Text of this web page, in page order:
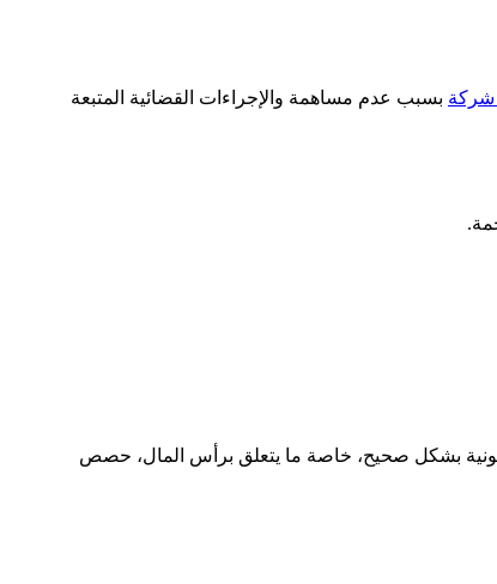
شركة بسبب عدم مساهمة والإجراءات القضائية المتبعة
بشكل صحيح، خاصة ما يتعلق برأس المال، حصص